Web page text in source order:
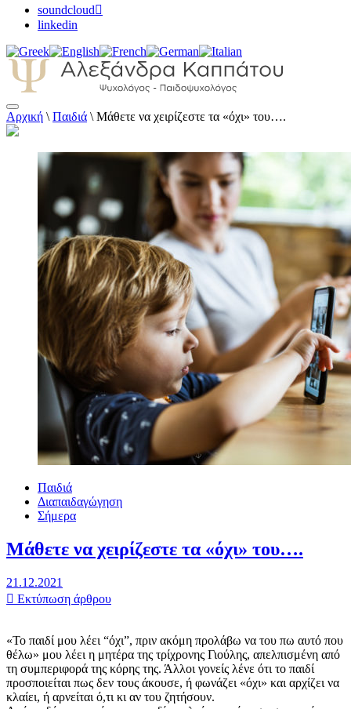
soundcloud
linkedin
Αλεξάνδρα Καππάτου Ψυχολόγος –
Παιδοψυχολόγος
Αρχική \ Παιδιά \ Μάθετε να χειρίζεστε τα «όχι» του….
Παιδιά
Διαπαιδαγώγηση
Σήμερα
Μάθετε να χειρίζεστε τα «όχι» του….
21.12.2021
Εκτύπωση άρθρου
«Το παιδί μου λέει “όχι”, πριν ακόμη προλάβω να του πω αυτό που
θέλω» μου λέει η μητέρα της τρίχρονης Γιούλης, απελπισμένη από
τη συμπεριφορά της κόρης της. Άλλοι γονείς λένε ότι το παιδί
προσποιείται πως δεν τους άκουσε, ή φωνάζει «όχι» και αρχίζει να
κλαίει, ή αρνείται ό,τι κι αν του ζητήσουν.